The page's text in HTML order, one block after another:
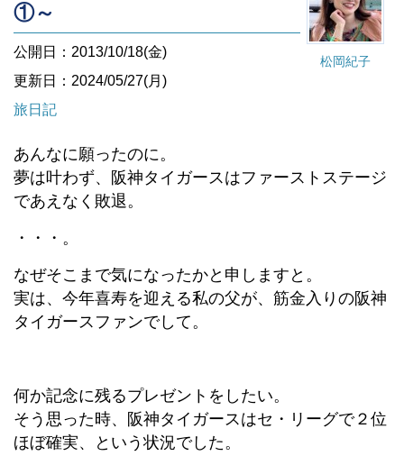
松岡紀子
①～
公開日：2013/10/18(金)
更新日：2024/05/27(月)
旅日記
あんなに願ったのに。
夢は叶わず、阪神タイガースはファーストステージ
であえなく敗退。
・・・。
なぜそこまで気になったかと申しますと。
実は、今年喜寿を迎える私の父が、筋金入りの阪神
タイガースファンでして。
何か記念に残るプレゼントをしたい。
そう思った時、阪神タイガースはセ・リーグで２位
ほぼ確実、という状況でした。